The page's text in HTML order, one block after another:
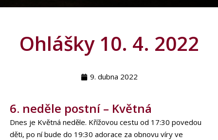
Ohlášky 10. 4. 2022
9. dubna 2022
6. neděle postní – Květná
Dnes je Květná neděle. Křížovou cestu od 17:30 povedou
děti, po ní bude do 19:30 adorace za obnovu víry ve